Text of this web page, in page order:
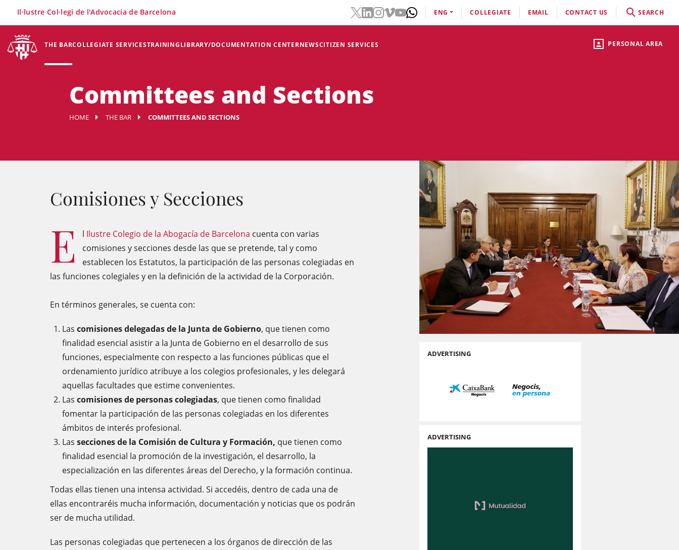
PERSONAL AREA
THE BARCOLLEGIATE SERVICESTRAININGLIBRARY/DOCUMENTATION CENTERNEWSCITIZEN SERVICES
Il·lustre Col·legi de l'Advocacia de Barcelona ENG COLLEGIATE EMAIL CONTACT US SEARCH
Committees and Sections
HOME THE BAR COMMITTEES AND SECTIONS
Comisiones y Secciones
ADVERTISING
ADVERTISING
E l Ilustre Colegio de la Abogacía de Barcelona cuenta con varias
comisiones y secciones desde las que se pretende, tal y como
establecen los Estatutos, la participación de las personas colegiadas en
las funciones colegiales y en la definición de la actividad de la Corporación.
En términos generales, se cuenta con:
Las comisiones delegadas de la Junta de Gobierno, que tienen como
finalidad esencial asistir a la Junta de Gobierno en el desarrollo de sus
funciones, especialmente con respecto a las funciones públicas que el
ordenamiento jurídico atribuye a los colegios profesionales, y les delegará
aquellas facultades que estime convenientes.
Las comisiones de personas colegiadas, que tienen como finalidad
fomentar la participación de las personas colegiadas en los diferentes
ámbitos de interés profesional.
Las secciones de la Comisión de Cultura y Formación, que tienen como
finalidad esencial la promoción de la investigación, el desarrollo, la
especialización en las diferentes áreas del Derecho, y la formación continua.
Todas ellas tienen una intensa actividad. Si accedéis, dentro de cada una de
ellas encontraréis mucha información, documentación y noticias que os podrán
ser de mucha utilidad.
Las personas colegiadas que pertenecen a los órganos de dirección de las